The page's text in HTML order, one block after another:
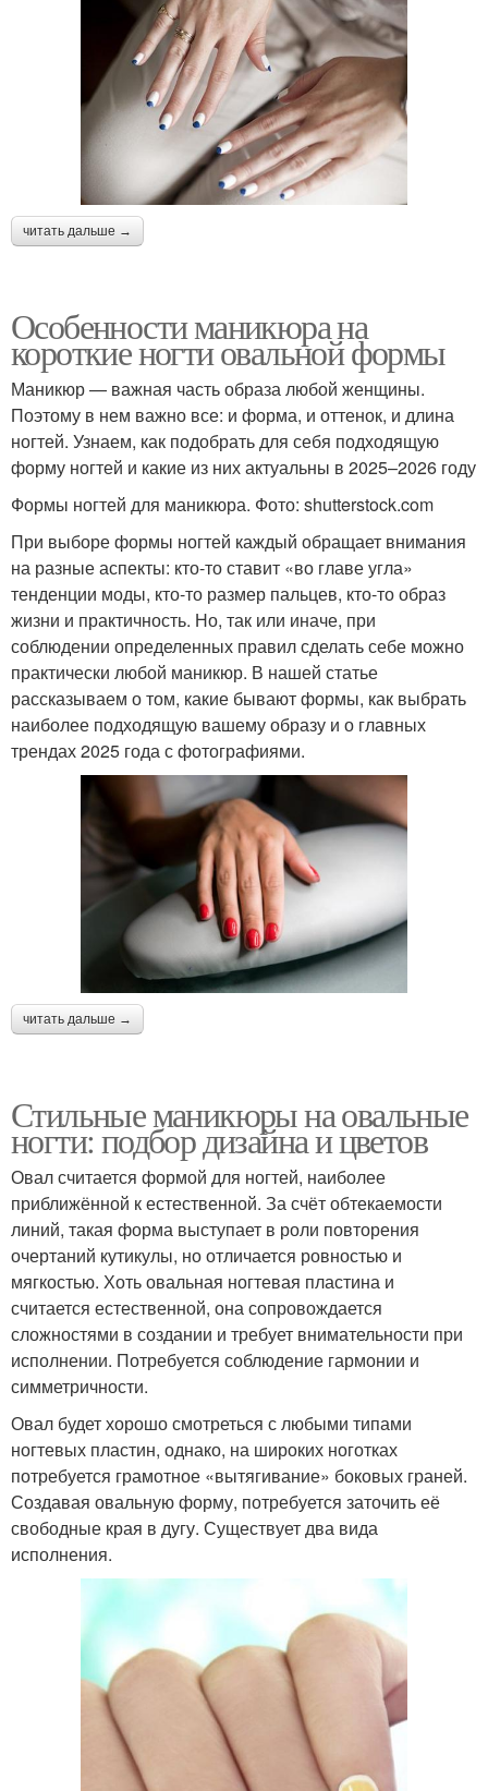
читать дальше →
Особенности маникюра на
короткие ногти овальной формы
Маникюр — важная часть образа любой женщины.
Поэтому в нем важно все: и форма, и оттенок, и длина
ногтей. Узнаем, как подобрать для себя подходящую
форму ногтей и какие из них актуальны в 2025–2026 году
Формы ногтей для маникюра. Фото: shutterstock.com
При выборе формы ногтей каждый обращает внимания
на разные аспекты: кто-то ставит «во главе угла»
тенденции моды, кто-то размер пальцев, кто-то образ
жизни и практичность. Но, так или иначе, при
соблюдении определенных правил сделать себе можно
практически любой маникюр. В нашей статье
рассказываем о том, какие бывают формы, как выбрать
наиболее подходящую вашему образу и о главных
трендах 2025 года с фотографиями.
читать дальше →
Стильные маникюры на овальные
ногти: подбор дизайна и цветов
Овал считается формой для ногтей, наиболее
приближённой к естественной. За счёт обтекаемости
линий, такая форма выступает в роли повторения
очертаний кутикулы, но отличается ровностью и
мягкостью. Хоть овальная ногтевая пластина и
считается естественной, она сопровождается
сложностями в создании и требует внимательности при
исполнении. Потребуется соблюдение гармонии и
симметричности.
Овал будет хорошо смотреться с любыми типами
ногтевых пластин, однако, на широких ноготках
потребуется грамотное «вытягивание» боковых граней.
Создавая овальную форму, потребуется заточить её
свободные края в дугу. Существует два вида
исполнения.